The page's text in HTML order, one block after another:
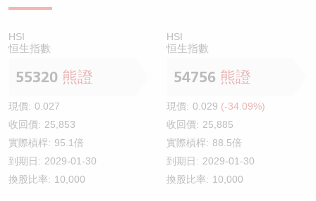
HSI
恒生指數
55320 熊證
現價: 0.027
收回價: 25,853
實際槓桿: 95.1倍
到期日: 2029-01-30
換股比率: 10,000
HSI
恒生指數
54756 熊證
現價: 0.029 (-34.09%)
收回價: 25,885
實際槓桿: 88.5倍
到期日: 2029-01-30
換股比率: 10,000